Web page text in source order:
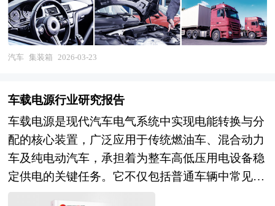
（ISO）的定义，集装箱必须满足五项基本条件：
具备长期使用的结构强度；适用于一种或多种运输
方式；在转运过程中无需移动箱内货物；配备便于
小于1立方米。这一定义在全球范围内被广泛采
纳，并成为国际多式联运体系的技术基础。 集装
箱不仅是一个运输容器，更是一种集储存、保护、
计量与信息载体于一体的现代化物流单元，其标准
化尺寸（如20英尺、40英尺等）以TEU（Twenty-
foot Equivalent Unit）为单位进行统计和运营，已
汽车 集装箱 2026-03-23
车载电源行业研究报告
车载电源是现代汽车电气系统中实现电能转换与分
配的核心装置，广泛应用于传统燃油车、混合动力
车及纯电动汽车，承担着为整车高低压用电设备稳
定供电的关键任务。它不仅包括普通车辆中常见的